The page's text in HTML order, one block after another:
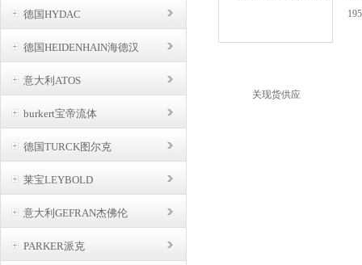
德国HYDAC
德国HEIDENHAIN海德汉
意大利ATOS
burkert宝帝流体
德国TURCK图尔克
莱宝LEYBOLD
意大利GEFRAN杰佛伦
PARKER派克